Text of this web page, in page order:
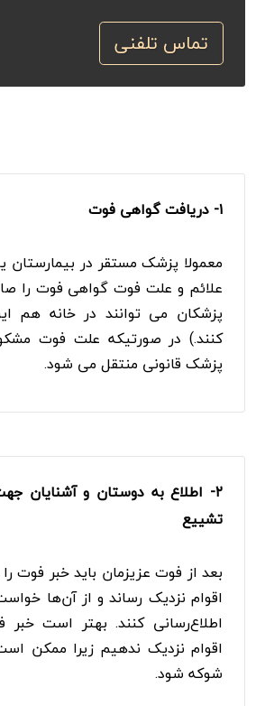
تماس تلفنی
۱- دریافت گواهی فوت
معمولا پزشک مستقر در بیمارستان
علائم و علت فوت گواهی فوت را
پزشکان می توانند در خانه هم
کنند.) در صورتیکه علت فوت
پزشک قانونی منتقل می شود.
۲- اطلاع به دوستان و آشنایان
تشییع
بعد از فوت عزیزمان باید خبر فوت
اقوام نزدیک رساند و از آن‌ها
اطلاع‌رسانی کنند. بهتر است خبر
اقوام نزدیک ندهیم زیرا ممکن
شوکه شود.